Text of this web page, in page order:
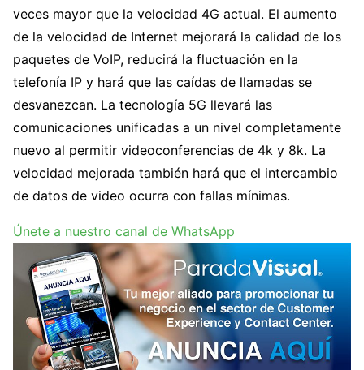
veces mayor que la velocidad 4G actual. El aumento
de la velocidad de Internet mejorará la calidad de los
paquetes de VoIP, reducirá la fluctuación en la
telefonía IP y hará que las caídas de llamadas se
desvanezcan. La tecnología 5G llevará las
comunicaciones unificadas a un nivel completamente
nuevo al permitir videoconferencias de 4k y 8k. La
velocidad mejorada también hará que el intercambio
de datos de video ocurra con fallas mínimas.
Únete a nuestro canal de WhatsApp